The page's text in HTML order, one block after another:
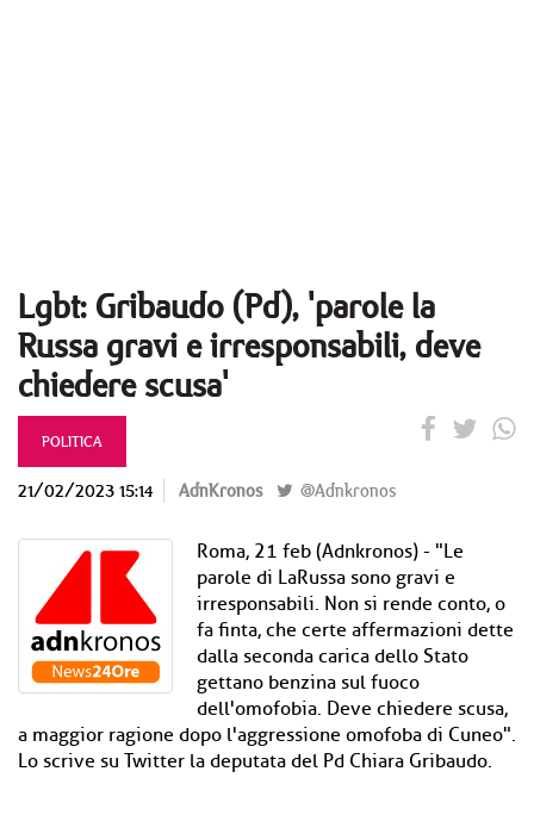
Lgbt: Gribaudo (Pd), 'parole la
Russa gravi e irresponsabili, deve
chiedere scusa'
POLITICA
21/02/2023 15:14 AdnKronos @Adnkronos
Roma, 21 feb (Adnkronos) - "Le
parole di LaRussa sono gravi e
irresponsabili. Non si rende conto, o
fa finta, che certe affermazioni dette
dalla seconda carica dello Stato
gettano benzina sul fuoco
dell'omofobia. Deve chiedere scusa,
a maggior ragione dopo l'aggressione omofoba di Cuneo".
Lo scrive su Twitter la deputata del Pd Chiara Gribaudo.